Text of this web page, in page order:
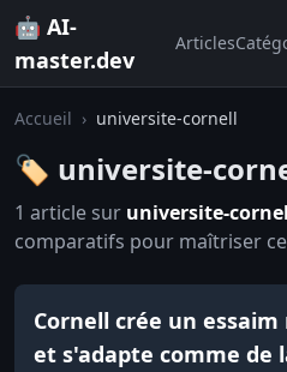
🤖 AI-
master.dev
Articles
Accueil › universite-cornell
🏷️ universite-
1 article sur universite-
comparatifs pour maîtriser
Cornell crée un
et s'adapte comme de